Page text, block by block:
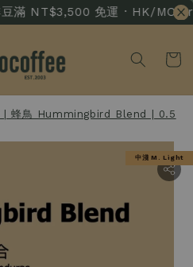
NT$3,500 免運 · HK/
| 蜂鳥 Hummingbird Blend | 0.5
中淺 M. Light